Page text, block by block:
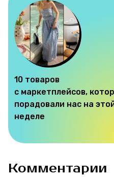
10 товаров
с маркетплейсов,
порадовали нас на
неделе
Комментарии